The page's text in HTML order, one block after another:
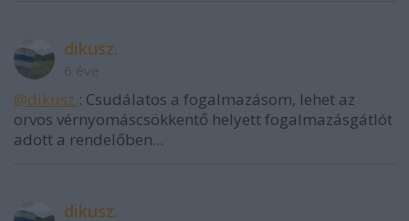
dikusz.
@dikusz.: Csudálatos a fogalmazásom, lehet az
orvos vérnyomáscsökkentő helyett fogalmazásgátlót
adott a rendelőben...
dikusz.